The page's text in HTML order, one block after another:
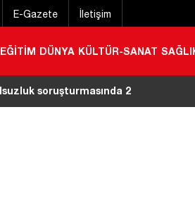
E-Gazete İletişim
EĞİTİM DÜNYA KÜLTÜR-SANAT